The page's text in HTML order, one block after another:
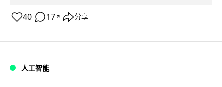
40 17 ↗ 分享
人工智能